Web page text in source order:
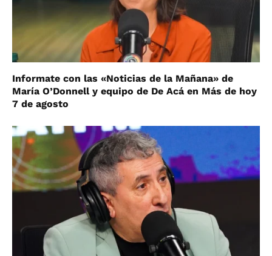
Informate con las «Noticias de la Mañana» de
María O’Donnell y equipo de De Acá en Más de hoy
7 de agosto